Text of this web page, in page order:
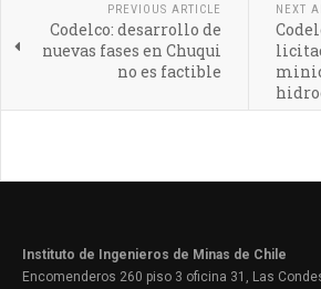
PREVIOUS ARTICLE
Codelco: desarrollo de
nuevas fases en Chuqui
no es factible
NEXT
Instituto de Ingenieros de Minas de Chile
Encomenderos 260 piso 3 oficina 31, Las